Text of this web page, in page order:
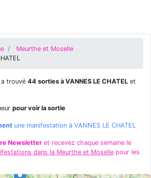
Meurthe et Moselle
trouvé 44 sorties à VANNES LE CHATEL et
pour voir la sortie
une manifestation à VANNES LE CHATEL
Newsletter et recevez chaque semaine le
dans la Meurthe et Moselle pour les